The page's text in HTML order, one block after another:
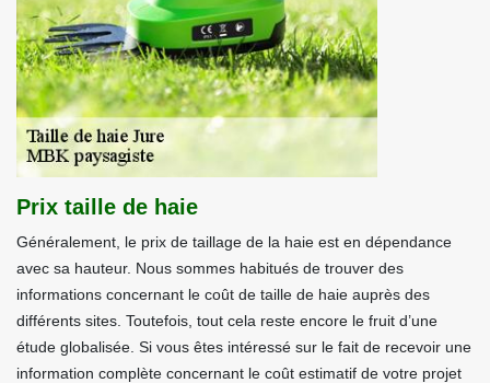
Prix taille de haie
Généralement, le prix de taillage de la haie est en dépendance
avec sa hauteur. Nous sommes habitués de trouver des
informations concernant le coût de taille de haie auprès des
différents sites. Toutefois, tout cela reste encore le fruit d’une
étude globalisée. Si vous êtes intéressé sur le fait de recevoir une
information complète concernant le coût estimatif de votre projet